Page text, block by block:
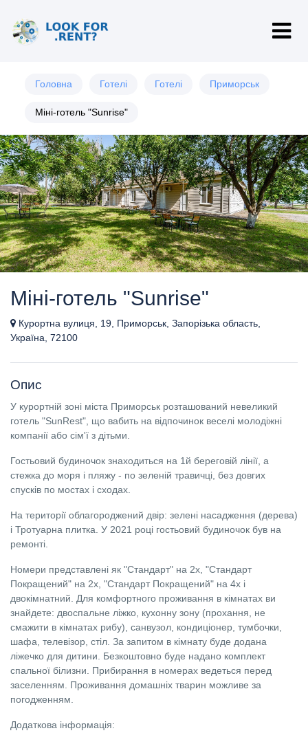
Головна Готелі Готелі Приморськ
Міні-готель "Sunrise"
Міні-готель "Sunrise"
Курортна вулиця, 19, Приморськ, Запорізька область,
Україна, 72100
Опис
У курортній зоні міста Приморськ розташований невеликий
готель "SunRest", що вабить на відпочинок веселі молодіжні
компанії або сім'ї з дітьми.
Гостьовий будиночок знаходиться на 1й береговій лінії, а
стежка до моря і пляжу - по зеленій травичці, без довгих
спусків по мостах і сходах.
На території облагороджений двір: зелені насадження (дерева)
і Тротуарна плитка. У 2021 році гостьовий будиночок був на
ремонті.
Номери представлені як "Стандарт" на 2х, "Стандарт
Покращений" на 2х, "Стандарт Покращений" на 4х і
двокімнатний. Для комфортного проживання в кімнатах ви
знайдете: двоспальне ліжко, кухонну зону (прохання, не
смажити в кімнатах рибу), санвузол, кондиціонер, тумбочки,
шафа, телевізор, стіл. За запитом в кімнату буде додана
ліжечко для дитини. Безкоштовно буде надано комплект
спальної білизни. Прибирання в номерах ведеться перед
заселенням. Проживання домашніх тварин можливе за
погодженням.
Додаткова інформація: